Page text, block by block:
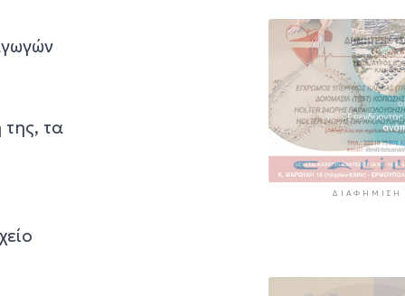
τα
ΔΙΑΦΉΜΙΣΗ